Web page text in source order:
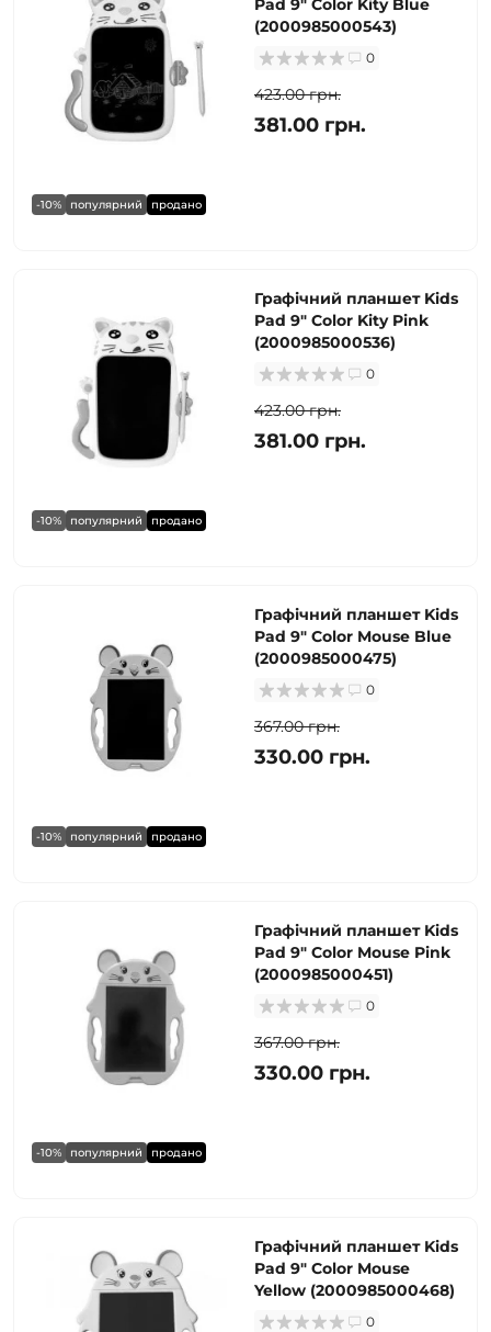
-10% популярний продано
Pad 9" Color Kity Blue
(2000985000543)
0
423.00 грн.
381.00 грн.
-10% популярний продано
Графічний планшет Kids
Pad 9" Color Kity Pink
(2000985000536)
0
423.00 грн.
381.00 грн.
-10% популярний продано
Графічний планшет Kids
Pad 9" Color Mouse Blue
(2000985000475)
0
367.00 грн.
330.00 грн.
-10% популярний продано
Графічний планшет Kids
Pad 9" Color Mouse Pink
(2000985000451)
0
367.00 грн.
330.00 грн.
Графічний планшет Kids
Pad 9" Color Mouse
Yellow (2000985000468)
0